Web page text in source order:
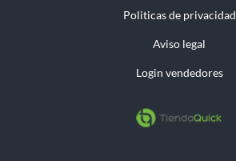
Politicas de privacidad
Aviso legal
Login vendedores